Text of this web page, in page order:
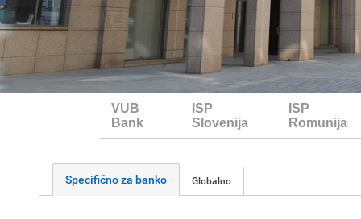
VUB
Bank
ISP
Slovenija
ISP
Romunija